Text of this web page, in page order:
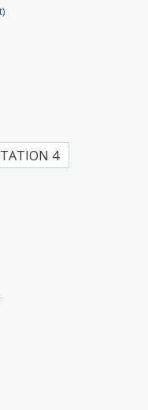
4
Wert ein oder benutze